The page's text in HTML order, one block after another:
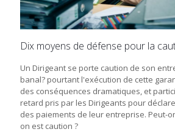
Dix moyens de défense pour la
Un Dirigeant se porte caution de son
banal? pourtant l'exécution de cette
des conséquences dramatiques, et
retard pris par les Dirigeants pour
des paiements de leur entreprise. Peut-
on est caution ?